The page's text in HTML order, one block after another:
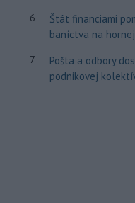
6
Štát financiami
baníctva na
7
Pošta a odbory
podnikovej